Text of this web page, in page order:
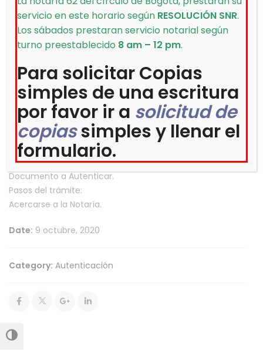
Alternar alto contraste
exactamente al original que se tenga a la vista o que
esta comprenda la integridad del documento exhibido y
lo reproduzca con entera fidelidad.”[1]
Artículo 74 del decreto 960 de 1970
Categoría:
Autenticación
Requisitos:
Cédula de Ciudadanía
Documento a Autenticar.
Pasos del trámite:
Acercarse a la Notaría.
Date: 9 octubre, 2020
Category: Autenticación
servicio en este horario según RESOLUCIÓN SNR.
Los sábados prestaran servicio notarial según
turno preestablecido 8 am – 12 pm.
Para solicitar Copias
simples de una escritura
por favor ir a solicitud de
copiassimples y llenar el
formulario.